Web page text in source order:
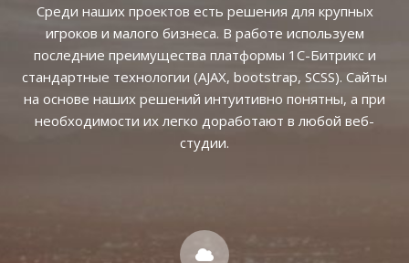
Среди наших проектов есть решения для крупных
игроков и малого бизнеса. В работе используем
последние преимущества платформы 1С-Битрикс и
стандартные технологии (AJAX, bootstrap, SCSS). Сайты
на основе наших решений интуитивно понятны, а при
необходимости их легко доработают в любой веб-
студии.